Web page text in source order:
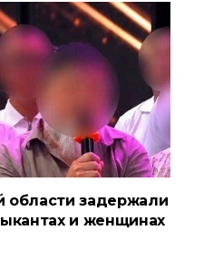
области задержали
и женщинах